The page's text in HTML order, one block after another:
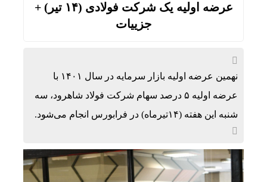
هشدار نسبت به وفوع تندباد در تهران
عملیات اجرایی فاز نخست پروژه قطار شهری
«باقر خرازی» به دادگاه ویژه روحانیت احضار شد
دستیار هوشمند قضایی به کمک قاضی پرونده قتل
قیمت طلای 18عیار امروز شنبه 17مرداد/ افزایش قیمت + جدول و جزئیات
عرضه اولیه یک شرکت فولادی (۱۴ تیر) +
جزییات
نهمین عرضه اولیه بازار سرمایه در سال ۱۴۰۱ با
عرضه اولیه ۵ درصد سهام شرکت فولاد شاهرود، سه
شنبه این هفته (۱۴تیرماه) در فرابورس انجام می‌شود.